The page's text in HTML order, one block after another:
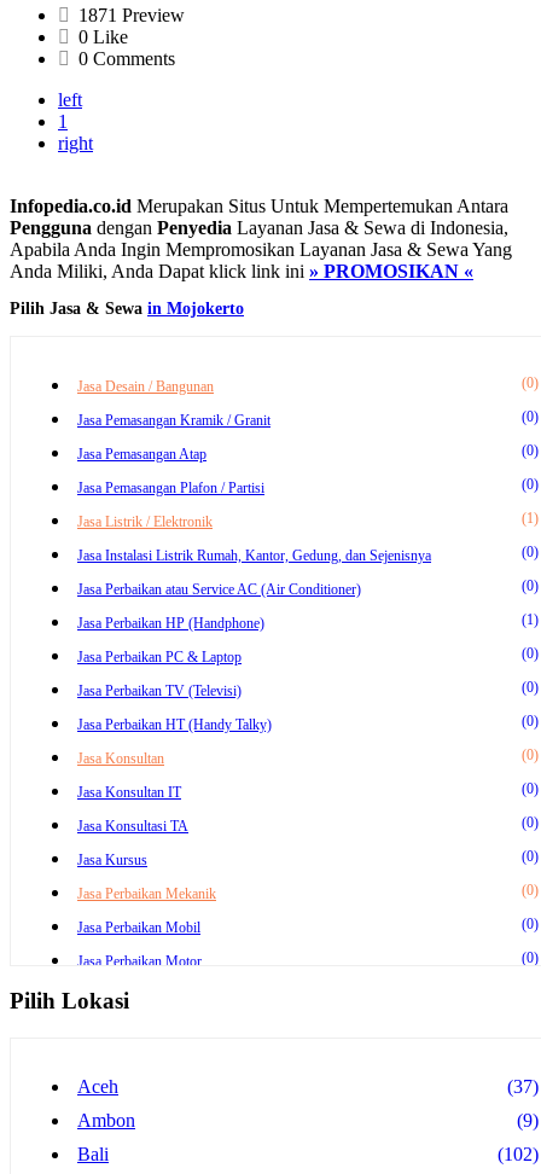
1871 Preview
0 Like
0 Comments
left
1
right
Infopedia.co.id Merupakan Situs Untuk Mempertemukan Antara
Pengguna dengan Penyedia Layanan Jasa & Sewa di Indonesia,
Apabila Anda Ingin Mempromosikan Layanan Jasa & Sewa Yang
Anda Miliki, Anda Dapat klick link ini » PROMOSIKAN «
Pilih Jasa & Sewa in Mojokerto
Jasa Desain / Bangunan (0)
Jasa Pemasangan Kramik / Granit (0)
Jasa Pemasangan Atap (0)
Jasa Pemasangan Plafon / Partisi (0)
Jasa Listrik / Elektronik (1)
Jasa Instalasi Listrik Rumah, Kantor, Gedung, dan Sejenisnya (0)
Jasa Perbaikan atau Service AC (Air Conditioner) (0)
Jasa Perbaikan HP (Handphone) (1)
Jasa Perbaikan PC & Laptop (0)
Jasa Perbaikan TV (Televisi) (0)
Jasa Perbaikan HT (Handy Talky) (0)
Jasa Konsultan (0)
Jasa Konsultan IT (0)
Jasa Konsultasi TA (0)
Jasa Kursus (0)
Jasa Perbaikan Mekanik (0)
Jasa Perbaikan Mobil (0)
Jasa Perbaikan Motor (0)
Jasa Rental / Sewa & Travel
Jasa Travel Agent (0)
Jasa Pembantu (0)
Jasa Pembantu Rumah Tangga (0)
Pilih Lokasi
Aceh
(37)
Ambon
(9)
Bali
(102)